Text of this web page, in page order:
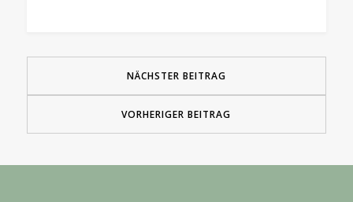
NÄCHSTER BEITRAG
VORHERIGER BEITRAG